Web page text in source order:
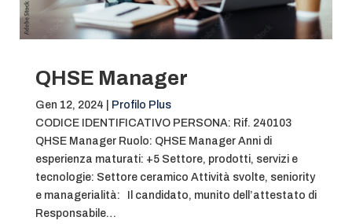
QHSE Manager
Gen 12, 2024
Profilo Plus
CODICE IDENTIFICATIVO PERSONA: Rif. 240103
QHSE Manager Ruolo: QHSE Manager Anni di
esperienza maturati: +5 Settore, prodotti, servizi e
tecnologie: Settore ceramico Attività svolte, seniority
e managerialità: Il candidato, munito dell’attestato di
Responsabile…